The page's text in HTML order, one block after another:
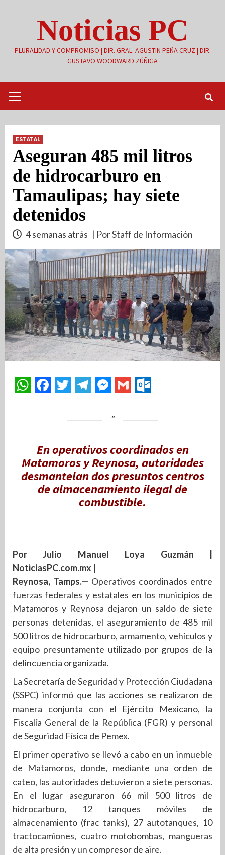
Noticias PC
PLURALIDAD Y COMPROMISO | DIR. GRAL. AGUSTIN PEÑA CRUZ | DIR.
GUSTAVO WOODWARD ZÚÑIGA
primario
ESTATAL
Aseguran 485 mil litros
de hidrocarburo en
Tamaulipas; hay siete
detenidos
4 semanas atrás | Por Staff de Información
En operativos coordinados en
Matamoros y Reynosa, autoridades
desmantelan dos presuntos centros
de almacenamiento ilegal de
combustible.
Por Julio Manuel Loya Guzmán |
NoticiasPC.com.mx |
Reynosa, Tamps.— Operativos coordinados entre
fuerzas federales y estatales en los municipios de
Matamoros y Reynosa dejaron un saldo de siete
personas detenidas, el aseguramiento de 485 mil
500 litros de hidrocarburo, armamento, vehículos y
equipo presuntamente utilizado por grupos de la
delincuencia organizada.
La Secretaría de Seguridad y Protección Ciudadana
(SSPC) informó que las acciones se realizaron de
manera conjunta con el Ejército Mexicano, la
Fiscalía General de la República (FGR) y personal
de Seguridad Física de Pemex.
El primer operativo se llevó a cabo en un inmueble
de Matamoros, donde, mediante una orden de
cateo, las autoridades detuvieron a siete personas.
En el lugar aseguraron 66 mil 500 litros de
hidrocarburo, 12 tanques móviles de
almacenamiento (frac tanks), 27 autotanques, 10
tractocamiones, cuatro motobombas, mangueras
de alta presión y un compresor de aire.